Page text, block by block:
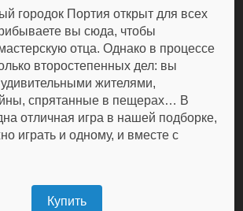
городок Портия открыт для всех
вы сюда, чтобы
отца. Однако в процессе
второстепенных дел: вы
удивительными жителями,
спрятанные в пещерах… В
отличная игра в нашей подборке,
играть и одному, и вместе с
Купить